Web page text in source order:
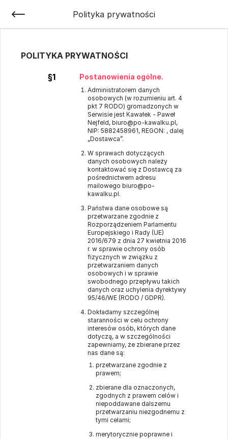
Polityka prywatności
POLITYKA PRYWATNOŚCI
§1 Postanowienia ogólne.
Administratorem danych
osobowych (w rozumieniu art. 4
pkt 7 RODO) gromadzonych w
Serwisie jest Kawałek - Paweł
Nejfeld, biuro@po-kawalku.pl,
NIP: 5882458961, REGON: , dalej
„Dostawca”.
W sprawach dotyczących
danych osobowych należy
kontaktować się z Dostawcą za
pośrednictwem adresu
mailowego biuro@po-
kawalku.pl.
Państwa dane osobowe są
przetwarzane zgodnie z
Rozporządzeniem Parlamentu
Europejskiego i Rady (UE)
2016/679 z dnia 27 kwietnia 2016
r. w sprawie ochrony osób
fizycznych w związku z
przetwarzaniem danych
osobowych i w sprawie
swobodnego przepływu takich
danych oraz uchylenia dyrektywy
95/46/WE (RODO / GDPR).
Dokładamy szczególnej
staranności w celu ochrony
interesów osób, których dane
dotyczą, a w szczególności
zapewniamy, że zbierane przez
nas dane są:
przetwarzane zgodnie z
prawem;
zbierane dla oznaczonych,
zgodnych z prawem celów i
niepoddawane dalszemu
przetwarzaniu niezgodnemu z
tymi celami;
merytorycznie poprawne i